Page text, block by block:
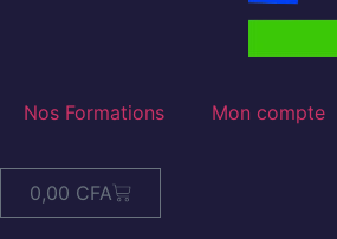
Nos Formations Mon compte
0,00 CFA